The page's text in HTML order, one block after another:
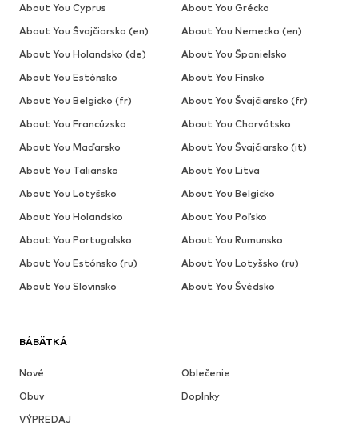
BÁBÄTKÁ
Nové
Oblečenie
Obuv
Doplnky
VÝPREDAJ
About You Cyprus
About You Grécko
About You Švajčiarsko (en)
About You Nemecko (en)
About You Holandsko (de)
About You Španielsko
About You Estónsko
About You Fínsko
About You Belgicko (fr)
About You Švajčiarsko (fr)
About You Francúzsko
About You Chorvátsko
About You Maďarsko
About You Švajčiarsko (it)
About You Taliansko
About You Litva
About You Lotyšsko
About You Belgicko
About You Holandsko
About You Poľsko
About You Portugalsko
About You Rumunsko
About You Estónsko (ru)
About You Lotyšsko (ru)
About You Slovinsko
About You Švédsko